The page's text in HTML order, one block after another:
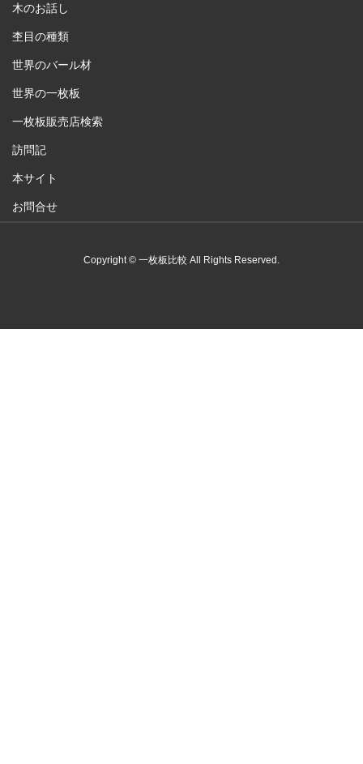
木のお話し
杢目の種類
世界のバール材
世界の一枚板
一枚板販売店検索
訪問記
本サイト
お問合せ
Copyright © 一枚板比較 All Rights Reserved.